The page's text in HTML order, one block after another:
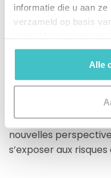
informatie die u aan
verzameld op basis
gebruiken.
Alle
Des chiffres
L’objectif n’est
souhaitons
relations
actualisées et
en tout temps.
nouvelles
s’exposer aux